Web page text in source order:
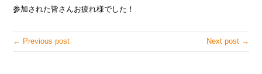
参加された皆さんお疲れ様でした！
← Previous post Next post →